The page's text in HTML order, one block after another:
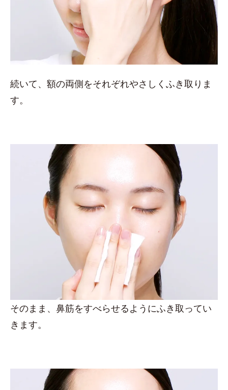
続いて、額の両側をそれぞれやさしくふき取りま
す。
そのまま、鼻筋をすべらせるようにふき取ってい
きます。